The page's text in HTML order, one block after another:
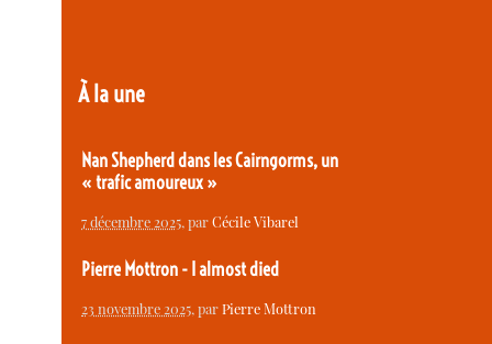
À la une
Nan Shepherd dans les Cairngorms, un
« trafic amoureux »
7 décembre 2025, parCécile Vibarel
Pierre Mottron - I almost died
23 novembre 2025, parPierre Mottron